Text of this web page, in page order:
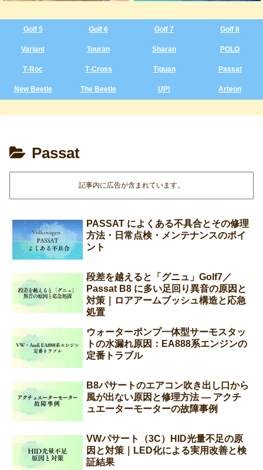
Golf 5 Golf 6 Golf 7 Golf 8
Variant Touran Sharan POLO
T‑Roc T‑Cross Tiguan Passat
New Beetle The Beetle UP! Arteon
Passat
記事内に広告が含まれています。
PASSAT によくある不具合とその修理
方法・日常点検・メンテナンスのポイ
ント
段差を越えると「グニュ」Golf7／
Passat B8 に多い足回り異音の原因と
対策｜ロアアームブッシュ構造と応急
処置
ウォーターポンプ一体型サーモスタッ
トの水漏れ原因：EA888系エンジンの
定番トラブル
B8パサートのエアコン吹き出し口から
風が出ない原因と修理方法 ― アクチ
ュエーターモーターの故障事例
VWパサート（3C）HID光量不足の原
因と対策｜LED化による実用改善と検
証結果